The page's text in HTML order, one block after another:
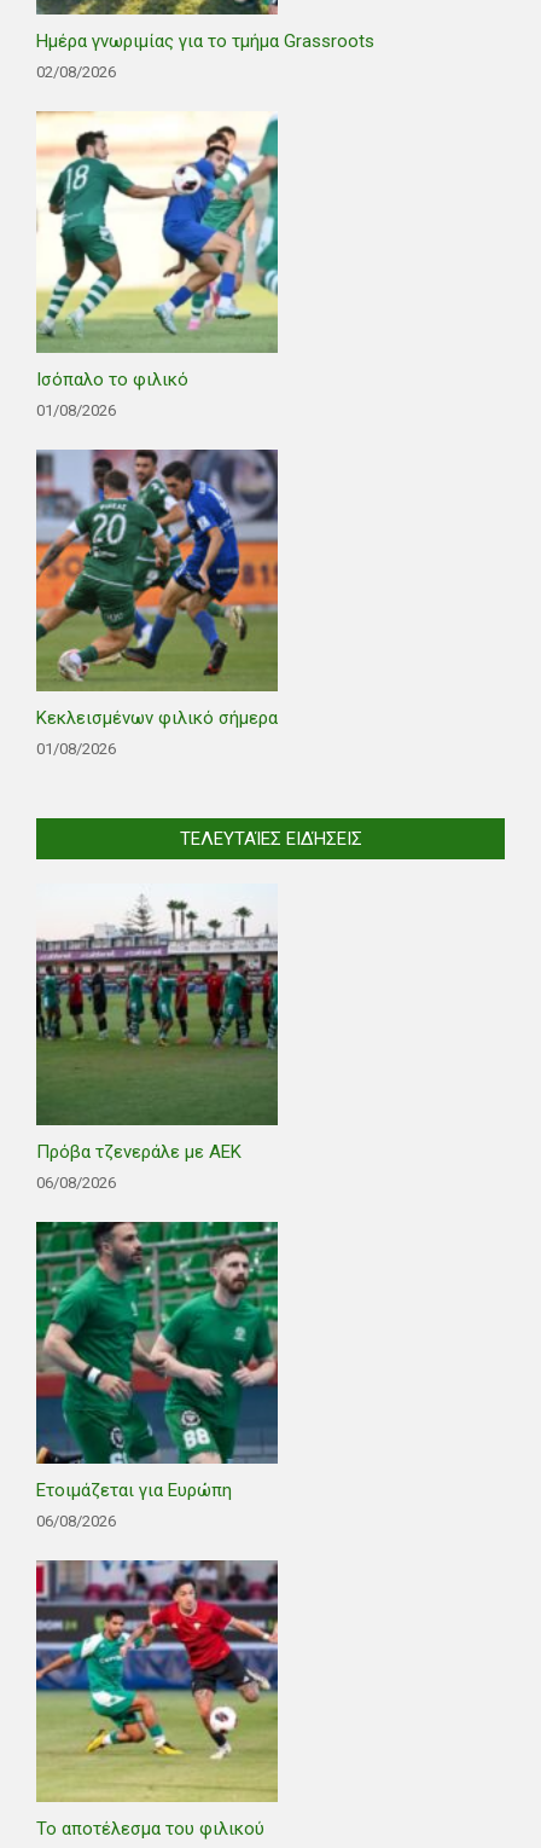
Ημέρα γνωριμίας για το τμήμα Grassroots
02/08/2026
Ισόπαλο το φιλικό
01/08/2026
Κεκλεισμένων φιλικό σήμερα
01/08/2026
ΤΕΛΕΥΤΑΊΕΣ ΕΙΔΉΣΕΙΣ
Πρόβα τζενεράλε με ΑΕΚ
06/08/2026
Ετοιμάζεται για Ευρώπη
06/08/2026
Το αποτέλεσμα του φιλικού